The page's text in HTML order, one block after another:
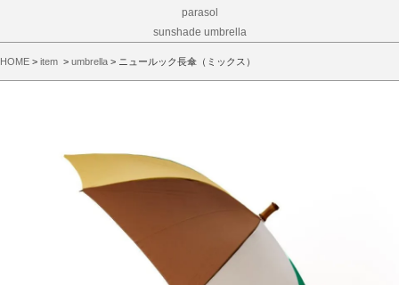
parasol
sunshade umbrella
HOME > item > umbrella > ニュールック長傘（ミックス）